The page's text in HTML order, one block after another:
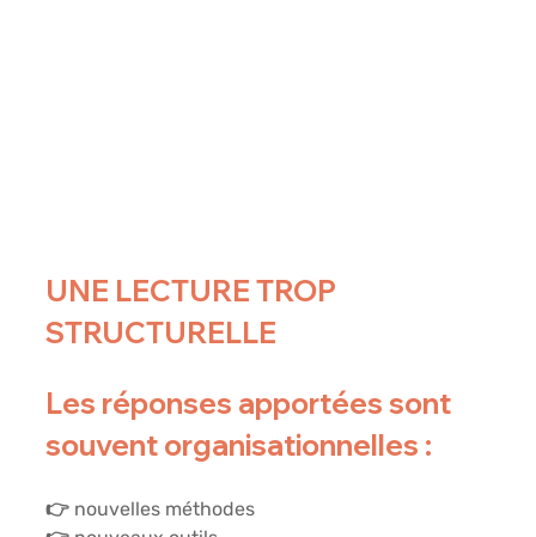
UNE LECTURE TROP
STRUCTURELLE
Les réponses apportées sont
souvent organisationnelles :
👉 nouvelles méthodes